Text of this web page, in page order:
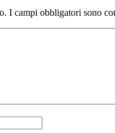
I campi obbligatori sono